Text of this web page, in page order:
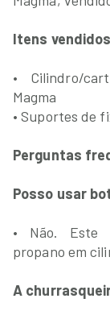
Itens
• Cilindro/
Magma
• Suportes de
Perguntas
Posso usar
• Não. Este
propano em
A